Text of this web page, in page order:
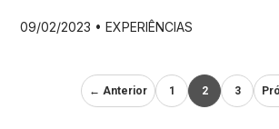
de levantamento de safras pela
janeiro de 2023, estimam-se
produzidos 310,9 milhões de
09/02/2023 •EXPERIÊNCIAS
← Anterior 1 2 3